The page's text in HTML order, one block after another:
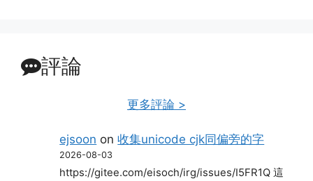
評論
更多評論 >
ejsoon on收集unicode cjk同偏旁的字
2026-08-03
https://gitee.com/eisoch/irg/issues/I5FR1Q 這